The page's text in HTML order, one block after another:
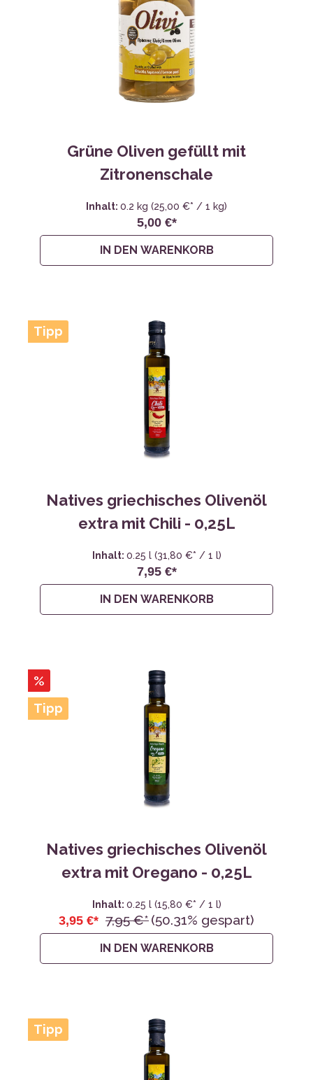
Grüne Oliven gefüllt mit
Zitronenschale
Inhalt: 0.2 kg (25,00 €* / 1 kg)
5,00 €*
IN DEN WARENKORB
Tipp
Natives griechisches Olivenöl
extra mit Chili - 0,25L
Inhalt: 0.25 l (31,80 €* / 1 l)
7,95 €*
IN DEN WARENKORB
%
Tipp
Natives griechisches Olivenöl
extra mit Oregano - 0,25L
Inhalt: 0.25 l (15,80 €* / 1 l)
3,95 €* 7,95 €*(50.31% gespart)
IN DEN WARENKORB
Tipp